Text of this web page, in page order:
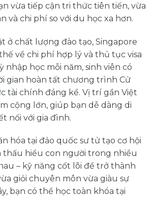
vừa tiếp cận tri thức tiên tiến, vừa
và chi phí so với du học xa hơn.
ở chất lượng đào tạo, Singapore
về chi phí hợp lý và thủ tục visa
nhập học mỗi năm, sinh viên có
gian hoàn tất chương trình Cử
tài chính đáng kể. Vị trí gần Việt
cộng lớn, giúp bạn dễ dàng di
nối với gia đình.
hóa tại đảo quốc sư tử tạo cơ hội
thấu hiểu con người trong nhiều
– kỹ năng cốt lõi để trở thành
giỏi chuyên môn vừa giàu sự
bạn có thể học toàn khóa tại